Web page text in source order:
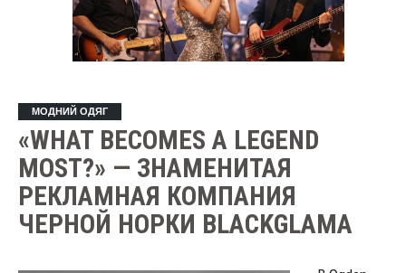
МОДНИЙ ОДЯГ
«WHAT BECOMES A LEGEND
MOST?» — ЗНАМЕНИТАЯ
РЕКЛАМНАЯ КОМПАНИЯ
ЧЕРНОЙ НОРКИ BLACKGLAMA